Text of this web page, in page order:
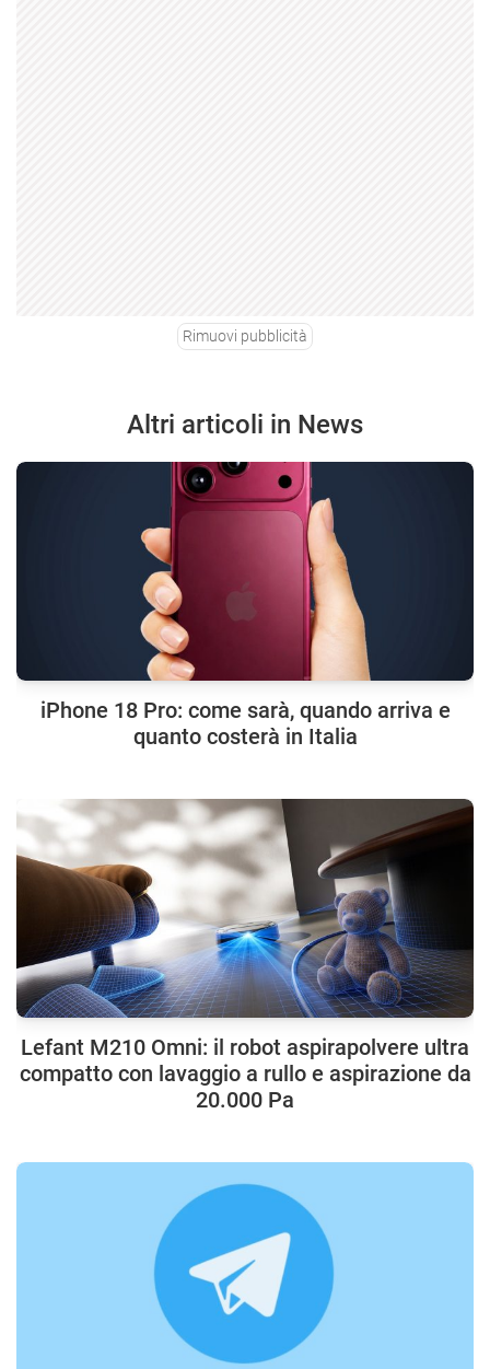
Rimuovi pubblicità
Altri articoli in News
iPhone 18 Pro: come sarà, quando arriva e
quanto costerà in Italia
Lefant M210 Omni: il robot aspirapolvere ultra
compatto con lavaggio a rullo e aspirazione da
20.000 Pa